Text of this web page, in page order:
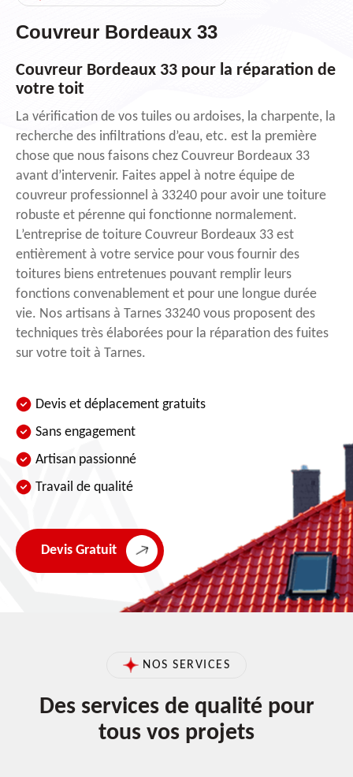
Couvreur Bordeaux 33
Couvreur Bordeaux 33 pour la réparation de
votre toit
La vérification de vos tuiles ou ardoises, la charpente, la
recherche des infiltrations d’eau, etc. est la première
chose que nous faisons chez Couvreur Bordeaux 33
avant d’intervenir. Faites appel à notre équipe de
couvreur professionnel à 33240 pour avoir une toiture
robuste et pérenne qui fonctionne normalement.
L’entreprise de toiture Couvreur Bordeaux 33 est
entièrement à votre service pour vous fournir des
toitures biens entretenues pouvant remplir leurs
fonctions convenablement et pour une longue durée
vie. Nos artisans à Tarnes 33240 vous proposent des
techniques très élaborées pour la réparation des fuites
sur votre toit à Tarnes.
Devis et déplacement gratuits
Sans engagement
Artisan passionné
Travail de qualité
Devis Gratuit
NOS SERVICES
Des services de qualité pour
tous vos projets